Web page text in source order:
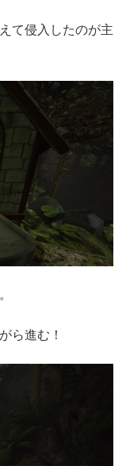
て侵入したのが主
ら進む！